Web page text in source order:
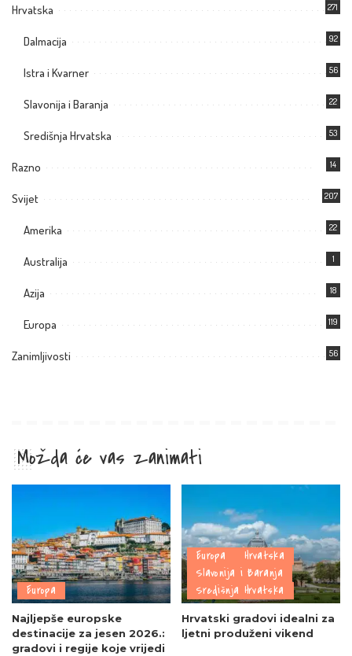
Hrvatska 271
Dalmacija 92
Istra i Kvarner 56
Slavonija i Baranja 22
Središnja Hrvatska 53
Razno 14
Svijet 207
Amerika 22
Australija 1
Azija 18
Europa 119
Zanimljivosti 56
Možda će vas zanimati
Europa
Najljepše europske
destinacije za jesen 2026.:
gradovi i regije koje vrijedi
Europa
Hrvatska
Slavonija i Baranja
Središnja Hrvatska
Hrvatski gradovi idealni za
ljetni produženi vikend